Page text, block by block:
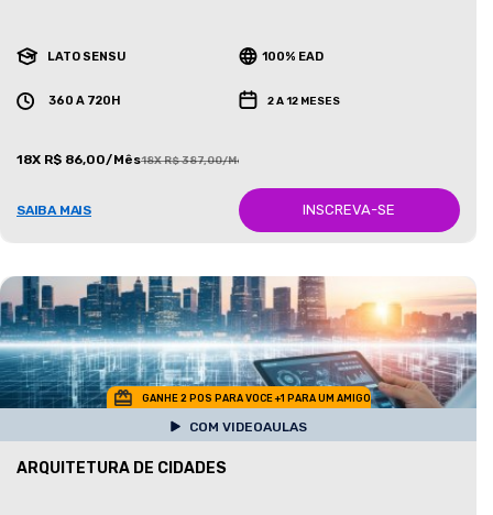
LATO SENSU 100% EAD
360 A 720H 2 A 12 MESES
18X R$ 86,00/Mês18X R$ 387,00/Mês
SAIBA MAIS INSCREVA-SE
GANHE 2 POS PARA VOCE +1 PARA UM AMIGO
COM VIDEOAULAS
ARQUITETURA DE CIDADES